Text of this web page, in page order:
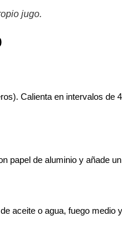
jugo.
Calienta en intervalos
papel de aluminio y añade
aceite o agua, fuego medio